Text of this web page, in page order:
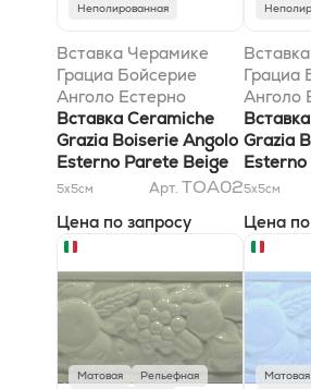
Неполированная
Вставка Черамике
Грациа Бойсерие
Анголо Естерно
Парете Беж Кракеле
3x6,5
Вставка Ceramiche
Grazia Boiserie Angolo
Esterno Parete Beige
Craquele 3x6,5
5x5см Арт. TOA02
Цена по запросу
Грациа
Анголо
Парете
3x6,5
Grazia
Matt
5x5см
Цена
Матовая
Рельефная
Матовая